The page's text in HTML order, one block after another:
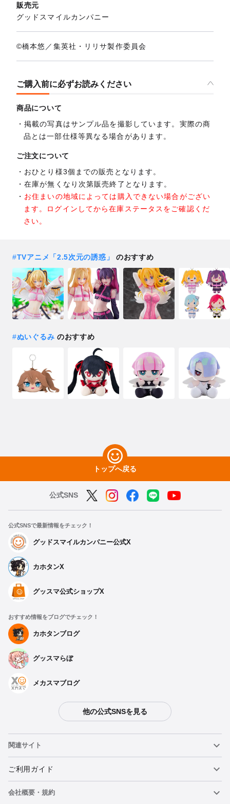
ぬいぐるみ 奥村正宗
2024年12月発売・お1人様3点まで
ぬいぐるみ 天乃リリサ
予約期間：2024年09月09日~2024年10月09日まで
予約期間：2024年09月09日~2024年10月09日まで
2024年12月発売・お1人様3点まで
販売元
グッドスマイルカンパニー
©橋本悠／集英社・リリサ製作委員会
ご購入前に必ずお読みください
商品について
掲載の写真はサンプル品を撮影しています。実際の商
品とは一部仕様等異なる場合があります。
ご注文について
おひとり様3個までの販売となります。
在庫が無くなり次第販売終了となります。
お住まいの地域によっては購入できない場合がござい
ます。ログインしてから在庫ステータスをご確認くだ
さい。
#TVアニメ「2.5次元の誘惑」 のおすすめ
#ぬいぐるみ のおすすめ
トップへ戻る
公式SNS
公式SNSで最新情報をチェック！
グッドスマイルカンパニー公式X
カホタンX
グッスマ公式ショップX
おすすめ情報をブログでチェック！
カホタンブログ
グッスマらぼ
メカスマブログ
他の公式SNSを見る
関連サイト
ねんどろいど
ねんどろいどフェイスメーカー
ご利用ガイド
重要なお知らせ
会社概要・規約